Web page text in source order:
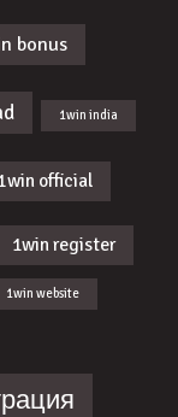
bonus
1win india
official
1win register
1win website